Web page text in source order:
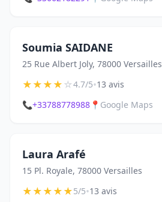
Soumia SAIDANE
25 Rue Albert Joly, 78000 Versailles
★★★★☆4.7/5•13 avis
📞+33788778988 📍 Google Maps
Laura Arafé
15 Pl. Royale, 78000 Versailles
★★★★★5/5•13 avis